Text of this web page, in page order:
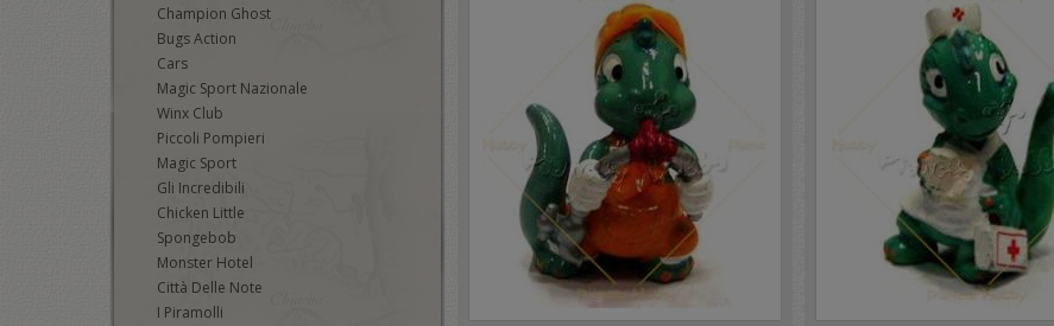
Champion Ghost
Bugs Action
Cars
Magic Sport Nazionale
Winx Club
Piccoli Pompieri
Magic Sport
Gli Incredibili
Chicken Little
Spongebob
Monster Hotel
Città Delle Note
I Piramolli